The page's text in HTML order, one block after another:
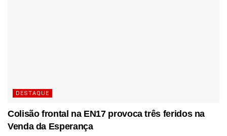
DESTAQUE
Colisão frontal na EN17 provoca três feridos na
Venda da Esperança